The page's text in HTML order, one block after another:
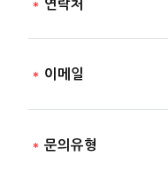
연락처
이메일
문의유형